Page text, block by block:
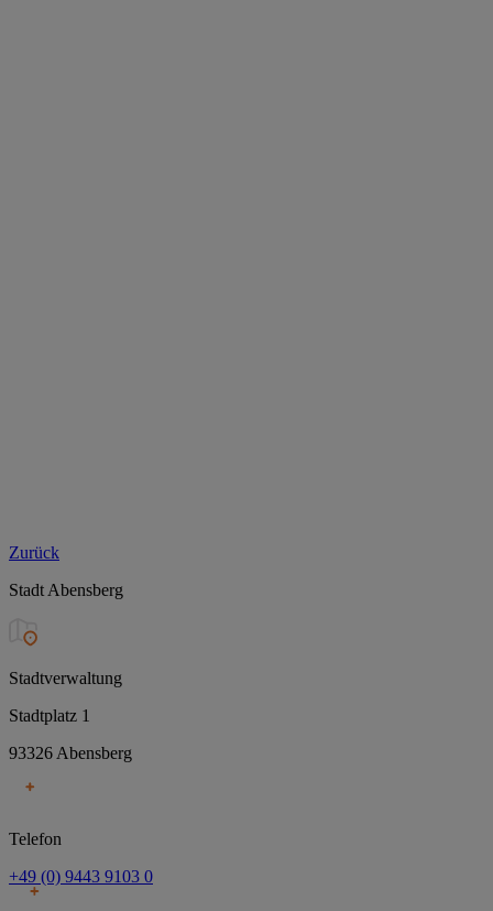
Zurück
Stadt Abensberg
Stadtverwaltung
Stadtplatz 1
93326 Abensberg
Telefon
+49 (0) 9443 9103 0